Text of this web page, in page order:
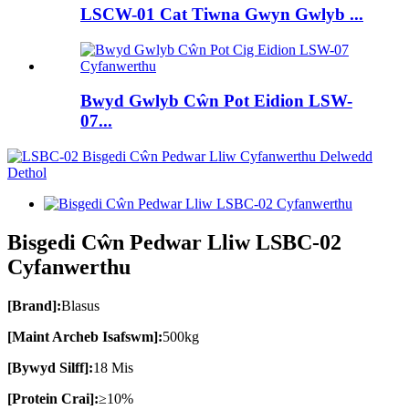
LSCW-01 Cat Tiwna Gwyn Gwlyb ...
Bwyd Gwlyb Cŵn Pot Eidion LSW-
07...
Bisgedi Cŵn Pedwar Lliw LSBC-02
Cyfanwerthu
[Brand]:Blasus
[Maint Archeb Isafswm]:500kg
[Bywyd Silff]:18 Mis
[Protein Crai]:≥10%